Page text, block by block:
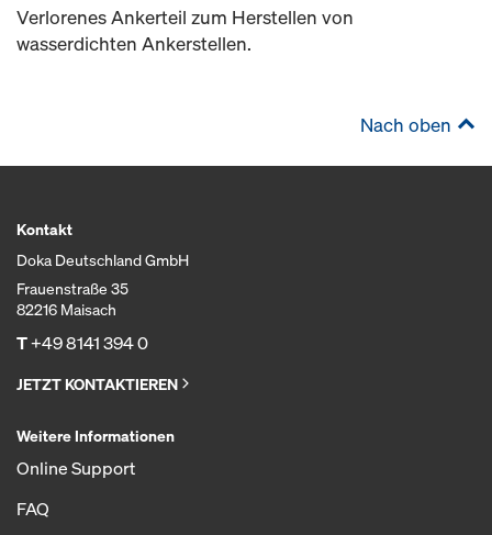
Verlorenes Ankerteil zum Herstellen von
wasserdichten Ankerstellen.
Nach oben
Kontakt
Doka Deutschland GmbH
Frauenstraße 35
82216 Maisach
T+49 8141 394 0
JETZT KONTAKTIEREN
Weitere Informationen
Online Support
FAQ